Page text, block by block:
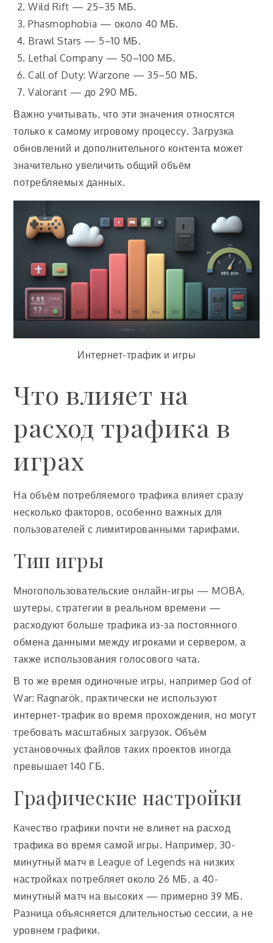
Wild Rift — 25–35 МБ.
Phasmophobia — около 40 МБ.
Brawl Stars — 5–10 МБ.
Lethal Company — 50–100 МБ.
Call of Duty: Warzone — 35–50 МБ.
Valorant — до 290 МБ.
Важно учитывать, что эти значения относятся
только к самому игровому процессу. Загрузка
обновлений и дополнительного контента может
значительно увеличить общий объём
потребляемых данных.
Интернет-трафик и игры
Что влияет на
расход трафика в
играх
На объём потребляемого трафика влияет сразу
несколько факторов, особенно важных для
пользователей с лимитированными тарифами.
Тип игры
Многопользовательские онлайн-игры — MOBA,
шутеры, стратегии в реальном времени —
расходуют больше трафика из-за постоянного
обмена данными между игроками и сервером, а
также использования голосового чата.
В то же время одиночные игры, например God of
War: Ragnarök, практически не используют
интернет-трафик во время прохождения, но могут
требовать масштабных загрузок. Объём
установочных файлов таких проектов иногда
превышает 140 ГБ.
Графические настройки
Качество графики почти не влияет на расход
трафика во время самой игры. Например, 30-
минутный матч в League of Legends на низких
настройках потребляет около 26 МБ, а 40-
минутный матч на высоких — примерно 39 МБ.
Разница объясняется длительностью сессии, а не
уровнем графики.